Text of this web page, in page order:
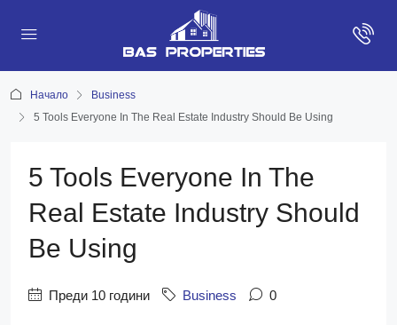
Начало
Business
5 Tools Everyone In The Real Estate Industry Should Be Using
5 Tools Everyone In The
Real Estate Industry Should
Be Using
Преди 10 години Business 0